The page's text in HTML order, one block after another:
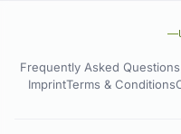
Frequently Asked
ImprintTerms & Conditions